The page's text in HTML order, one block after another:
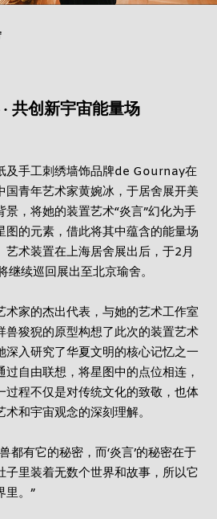
继续
取消
共创新宇宙能量场
及手工刺绣墙饰品牌de Gournay在
国青年艺术家黄婉冰，于居舍展开美
，将她的装置艺术“炎言”幻化为手
图的元素，借此将其中蕴含的能量场
术装置在上海居舍展出后，于2月
续巡回展出至北京瑜舍。
术家的杰出代表，与她的艺术工作室
兽狻猊的原型构想了此次的装置艺术
深入研究了华夏文明的核心记忆之一
自由联想，将星图中的点位相连，
过程不仅是对传统文化的致敬，也体
和宇宙观念的深刻理解。
都有它的秘密，而‘炎言’的秘密在于
子里装着无数个世界和故事，所以它
里。”